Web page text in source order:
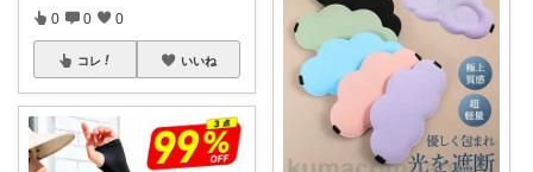
0 0 0
コレ いいね